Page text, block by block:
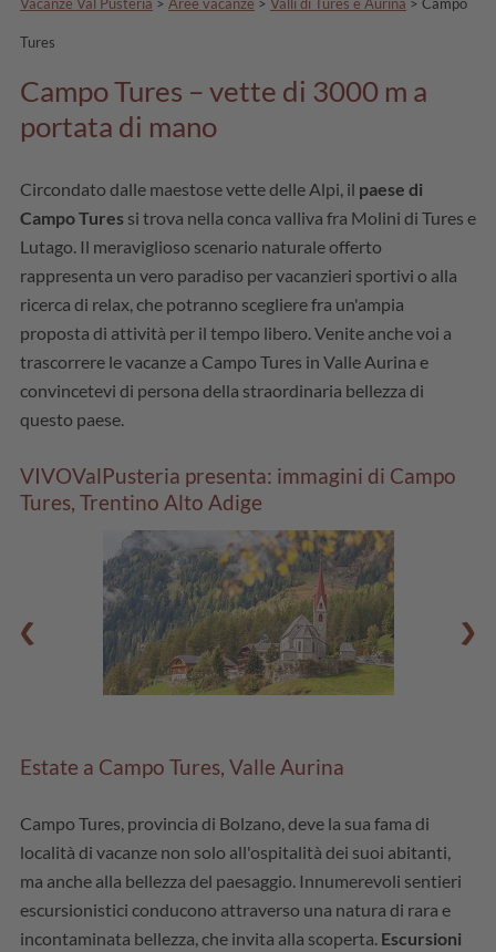
Tures
Campo Tures – vette di 3000 m a
portata di mano
Circondato dalle maestose vette delle Alpi, il paese di
Campo Tures si trova nella conca valliva fra Molini di Tures e
Lutago. Il meraviglioso scenario naturale offerto
rappresenta un vero paradiso per vacanzieri sportivi o alla
ricerca di relax, che potranno scegliere fra un'ampia
proposta di attività per il tempo libero. Venite anche voi a
trascorrere le vacanze a Campo Tures in Valle Aurina e
convincetevi di persona della straordinaria bellezza di
questo paese.
VIVOValPusteria presenta: immagini di Campo
Tures, Trentino Alto Adige
Estate a Campo Tures, Valle Aurina
Campo Tures, provincia di Bolzano, deve la sua fama di
località di vacanze non solo all'ospitalità dei suoi abitanti,
ma anche alla bellezza del paesaggio. Innumerevoli sentieri
escursionistici conducono attraverso una natura di rara e
incontaminata bellezza, che invita alla scoperta. Escursioni